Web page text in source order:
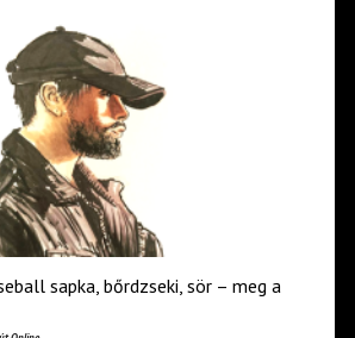
sapka, bőrdzseki, sör – meg a